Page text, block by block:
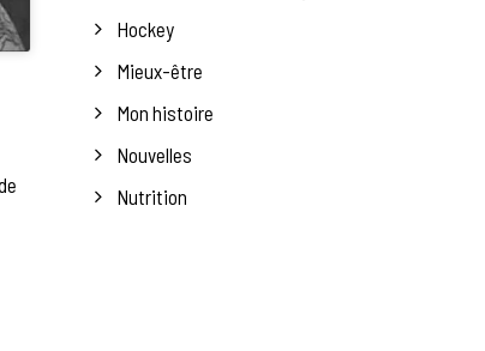
Hockey
Mieux-être
Mon histoire
Nouvelles
Nutrition